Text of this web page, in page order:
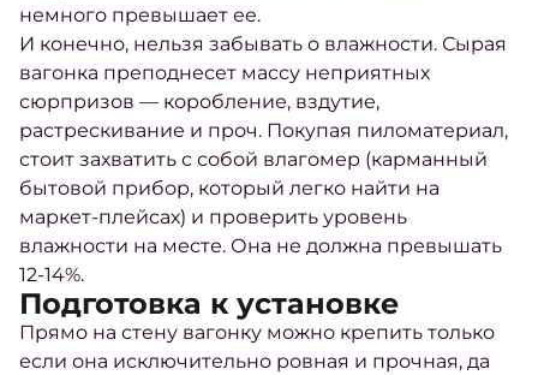
немного превышает ее.
И конечно, нельзя забывать о влажности. Сырая
вагонка преподнесет массу неприятных
сюрпризов — коробление, вздутие,
растрескивание и проч. Покупая пиломатериал,
стоит захватить с собой влагомер (карманный
бытовой прибор, который легко найти на
маркет-плейсах) и проверить уровень
влажности на месте. Она не должна превышать
12-14%.
Подготовка к установке
Прямо на стену вагонку можно крепить только
если она исключительно ровная и прочная, да